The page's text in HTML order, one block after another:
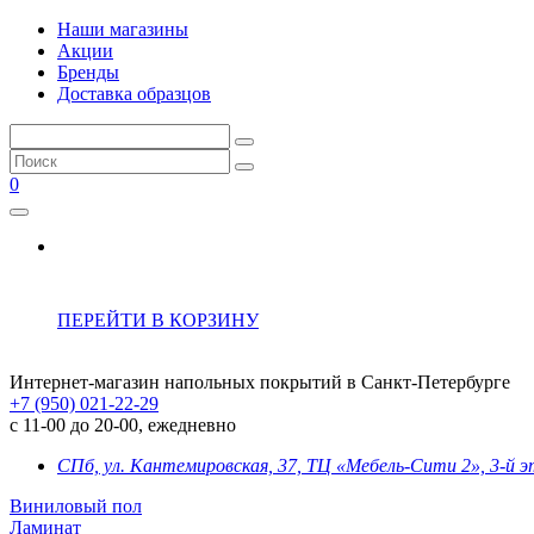
Наши магазины
Акции
Бренды
Доставка образцов
0
ПЕРЕЙТИ В КОРЗИНУ
Интернет-магазин напольных покрытий в Санкт-Петербурге
+7 (950) 021-22-29
с 11-00 до 20-00, ежедневно
СПб, ул. Кантемировская, 37, ТЦ «Мебель-Сити 2», 3-й
Виниловый пол
Ламинат